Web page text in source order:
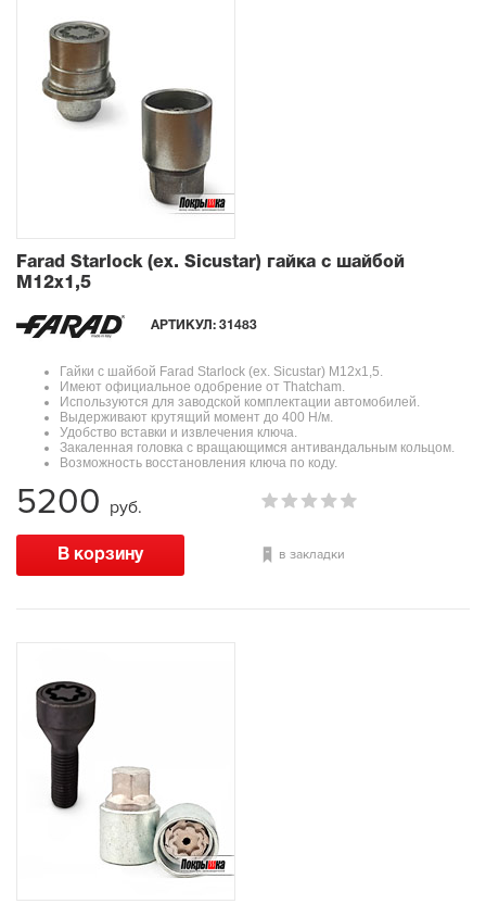
Farad Starlock (ex. Sicustar) гайка с шайбой
М12x1,5
АРТИКУЛ: 31483
Гайки с шайбой Farad Starlock (ex. Sicustar) М12x1,5.
Имеют официальное одобрение от Thatcham.
Используются для заводской комплектации автомобилей.
Выдерживают крутящий момент до 400 Н/м.
Удобство вставки и извлечения ключа.
Закаленная головка с вращающимся антивандальным кольцом.
Возможность восстановления ключа по коду.
в закладки
5200 руб.